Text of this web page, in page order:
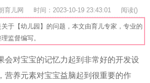
育儿网 时间：2023-10-19 23:43:01 阅读()
爆
于【幼儿园】的问题，本文由育儿专家，专业的
监督编写。
会对宝宝的记忆力起到非常好的开发设
营养元素对宝宝益脑起到很重要的作